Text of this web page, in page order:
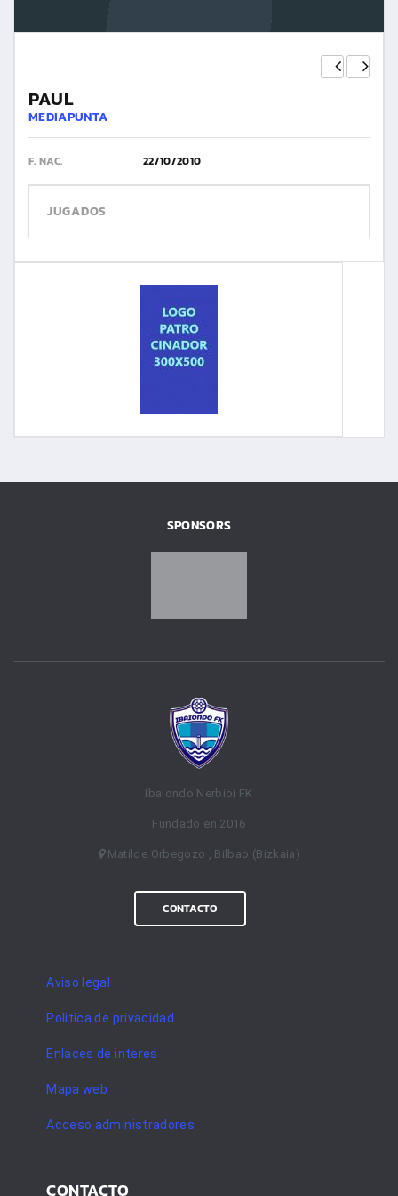
PAUL
MEDIAPUNTA
F. NAC. 22/10/2010
JUGADOS
SPONSORS
Ibaiondo Nerbioi FK
Fundado en 2016
Matilde Orbegozo , Bilbao (Bizkaia)
CONTACTO
Aviso legal
Politica de privacidad
Enlaces de interes
Mapa web
Acceso administradores
CONTACTO